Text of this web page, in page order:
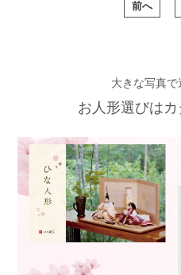
前へ
大きな写真で
お人形選びは